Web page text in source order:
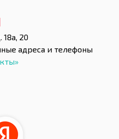
18а, 20
адреса и телефоны